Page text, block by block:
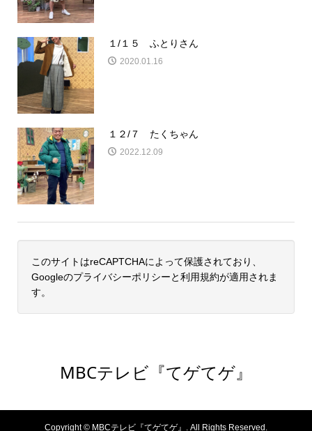
１/１５ ふとりさん
2020.01.16
１２/７ たくちゃん
2022.12.09
このサイトはreCAPTCHAによって保護されており、
Googleのプライバシーポリシーと利用規約が適用されま
す。
MBCテレビ『てゲてゲ』
Copyright © MBCテレビ『てゲてゲ』. All Rights Reserved.